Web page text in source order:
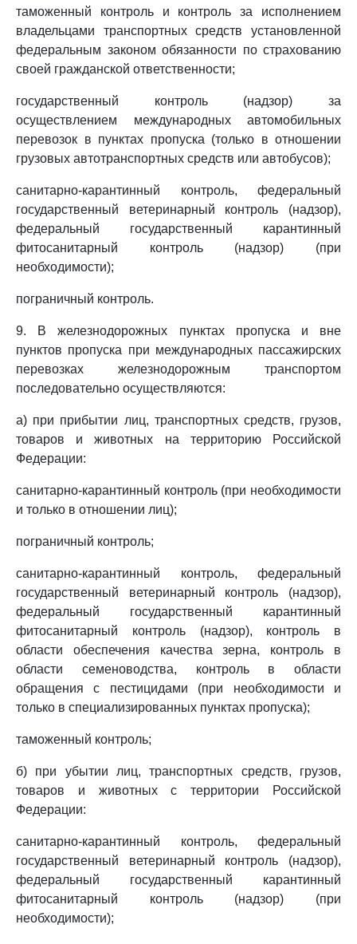
таможенный контроль и контроль за исполнением
владельцами транспортных средств установленной
федеральным законом обязанности по страхованию
своей гражданской ответственности;
государственный контроль (надзор) за
осуществлением международных автомобильных
перевозок в пунктах пропуска (только в отношении
грузовых автотранспортных средств или автобусов);
санитарно-карантинный контроль, федеральный
государственный ветеринарный контроль (надзор),
федеральный государственный карантинный
фитосанитарный контроль (надзор) (при
необходимости);
пограничный контроль.
9. В железнодорожных пунктах пропуска и вне
пунктов пропуска при международных пассажирских
перевозках железнодорожным транспортом
последовательно осуществляются:
а) при прибытии лиц, транспортных средств, грузов,
товаров и животных на территорию Российской
Федерации:
санитарно-карантинный контроль (при необходимости
и только в отношении лиц);
пограничный контроль;
санитарно-карантинный контроль, федеральный
государственный ветеринарный контроль (надзор),
федеральный государственный карантинный
фитосанитарный контроль (надзор), контроль в
области обеспечения качества зерна, контроль в
области семеноводства, контроль в области
обращения с пестицидами (при необходимости и
только в специализированных пунктах пропуска);
таможенный контроль;
б) при убытии лиц, транспортных средств, грузов,
товаров и животных с территории Российской
Федерации:
санитарно-карантинный контроль, федеральный
государственный ветеринарный контроль (надзор),
федеральный государственный карантинный
фитосанитарный контроль (надзор) (при
необходимости);